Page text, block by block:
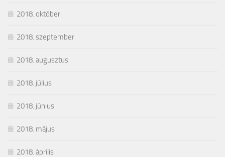
2018. október
2018. szeptember
2018. augusztus
2018. július
2018. június
2018. május
2018. április